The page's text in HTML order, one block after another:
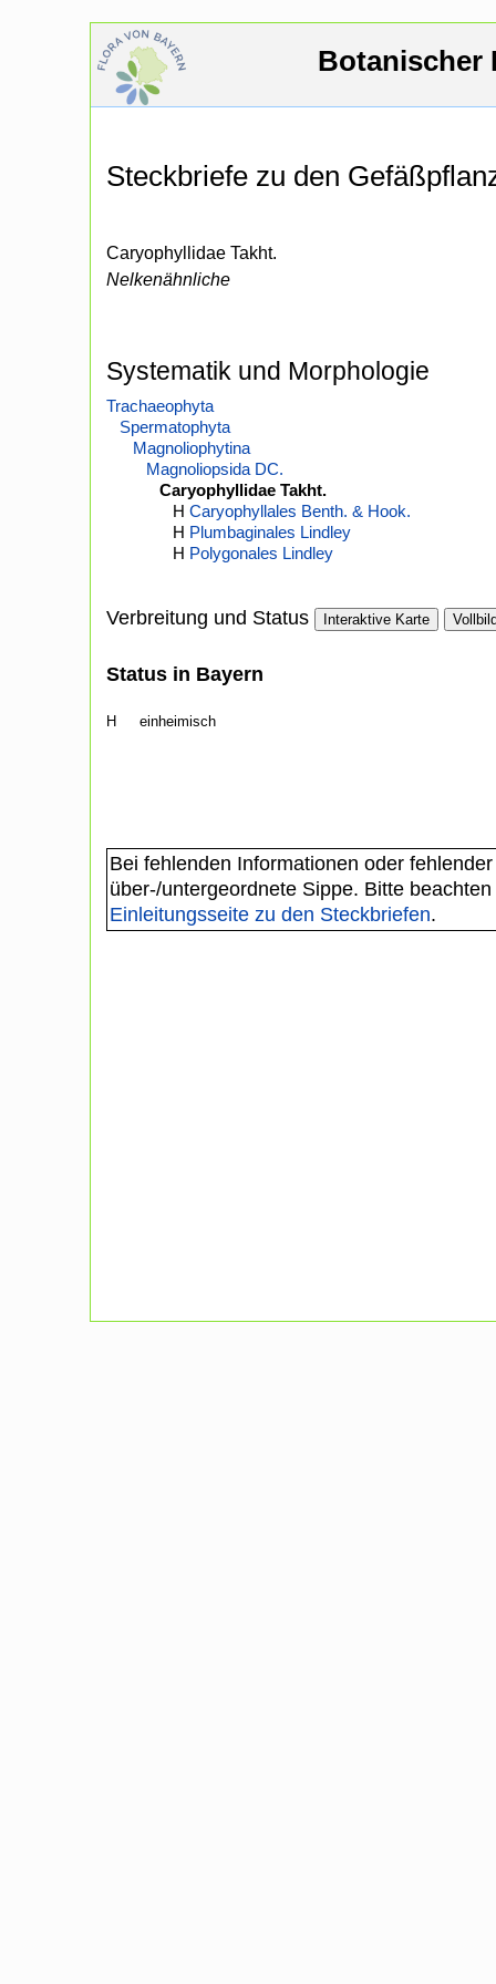
Botanischer
Steckbriefe zu den
Caryophyllidae Takht.
Nelkenähnliche
Systematik und Morphologie
Trachaeophyta
Spermatophyta
Magnoliophytina
Magnoliopsida DC.
Caryophyllidae Takht.
H Caryophyllales Benth. & Hook.
H Plumbaginales Lindley
H Polygonales Lindley
Verbreitung und Status Interaktive Karte
Status in Bayern
H einheimisch
Bei fehlenden Informationen oder
über-/untergeordnete Sippe. Bitte
Einleitungsseite zu den Steckbriefen.